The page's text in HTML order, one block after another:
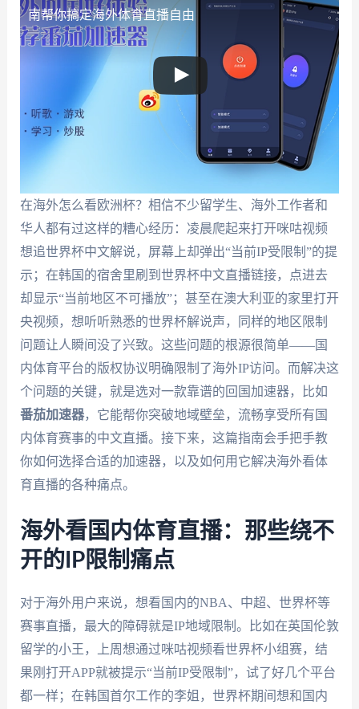
南帮你搞定海外体育直播自由
在海外怎么看欧洲杯？相信不少留学生、海外工作者和
华人都有过这样的糟心经历：凌晨爬起来打开咪咕视频
想追世界杯中文解说，屏幕上却弹出“当前IP受限制”的提
示；在韩国的宿舍里刷到世界杯中文直播链接，点进去
却显示“当前地区不可播放”；甚至在澳大利亚的家里打开
央视频，想听听熟悉的世界杯解说声，同样的地区限制
问题让人瞬间没了兴致。这些问题的根源很简单——国
内体育平台的版权协议明确限制了海外IP访问。而解决这
个问题的关键，就是选对一款靠谱的回国加速器，比如
番茄加速器，它能帮你突破地域壁垒，流畅享受所有国
内体育赛事的中文直播。接下来，这篇指南会手把手教
你如何选择合适的加速器，以及如何用它解决海外看体
育直播的各种痛点。
海外看国内体育直播：那些绕不
开的IP限制痛点
对于海外用户来说，想看国内的NBA、中超、世界杯等
赛事直播，最大的障碍就是IP地域限制。比如在英国伦敦
留学的小王，上周想通过咪咕视频看世界杯小组赛，结
果刚打开APP就被提示“当前IP受限制”，试了好几个平台
都一样；在韩国首尔工作的李姐，世界杯期间想和国内